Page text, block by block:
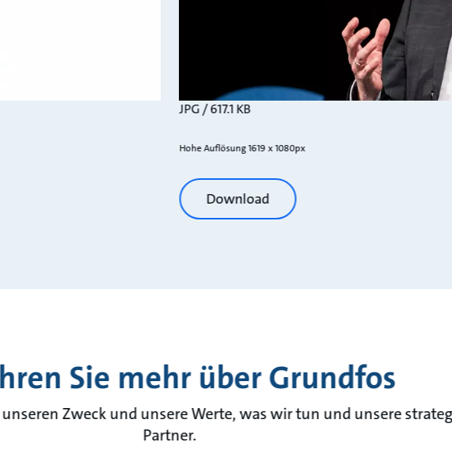
JPG / 617.1 KB
Hohe Auflösung 1619 x 1080px
Download
Sie mehr über Grundfos
Zweck und unsere Werte, was wir tun und unsere
Partner.